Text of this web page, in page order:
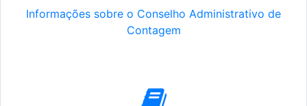
Informações sobre o Conselho Administrativo de
Contagem